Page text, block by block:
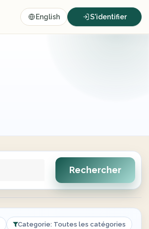
English S'identifier
Rechercher
Categorie: Toutes les catégories